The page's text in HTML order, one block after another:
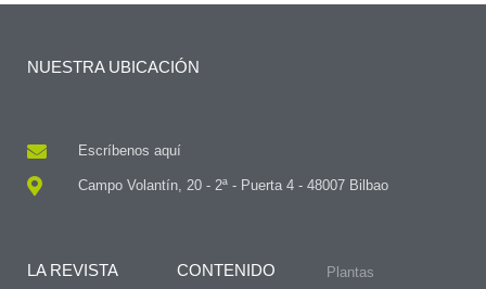
NUESTRA UBICACIÓN
Escríbenos aquí
Campo Volantín, 20 - 2ª - Puerta 4 - 48007 Bilbao
LA REVISTA CONTENIDO
Plantas